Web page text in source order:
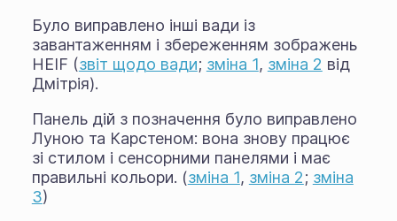
Було виправлено інші вади із
завантаженням і збереженням зображень
HEIF (звіт щодо вади; зміна 1, зміна 2 від
Дмітрія).
Панель дій з позначення було виправлено
Луною та Карстеном: вона знову працює
зі стилом і сенсорними панелями і має
правильні кольори. (зміна 1, зміна 2; зміна
3)